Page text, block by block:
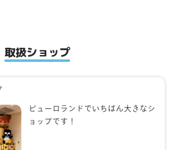
取扱ショップ
ピューロランドでいちばん大きなシ
ョップです！